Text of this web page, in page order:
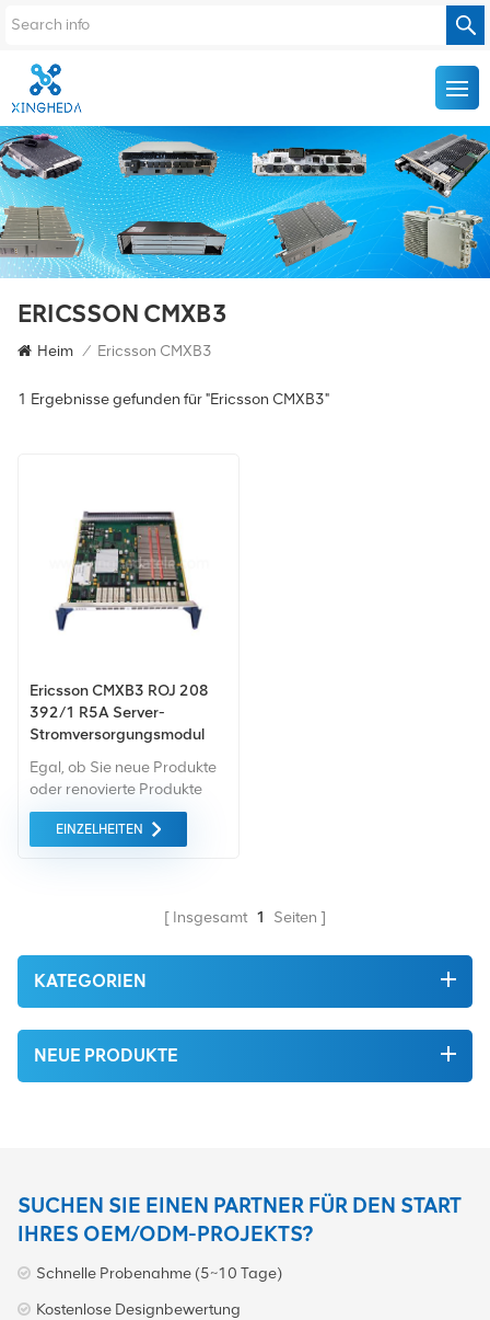
ERICSSON CMXB3
Heim / Ericsson CMXB3
1 Ergebnisse gefunden für "Ericsson CMXB3"
Ericsson CMXB3 ROJ 208
392/1 R5A Server-
Stromversorgungsmodul
Egal, ob Sie neue Produkte
oder renovierte Produkte
benötigen, wir kümmern uns
um alles Garantie als
wird zum bestmöglichen
EINZELHEITEN
Insgesamt 1 Seiten
KATEGORIEN
NEUE PRODUKTE
SUCHEN SIE EINEN PARTNER FÜR DEN START
IHRES OEM/ODM-PROJEKTS?
Schnelle Probenahme (5~10 Tage)
Kostenlose Designbewertung